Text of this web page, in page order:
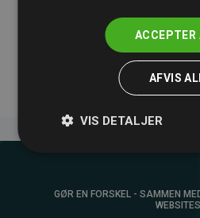
medlemmernes websites
GØR EN FORSKEL - SAMMEN
WEBSITES
ACCEPTER
AFVIS
VIS DETALJER